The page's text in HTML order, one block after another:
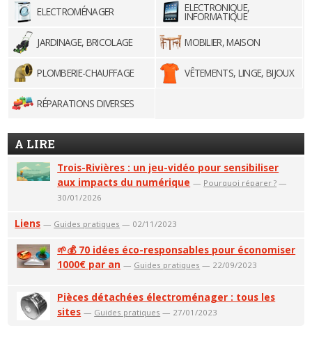
ELECTROMÉNAGER ELECTRONIQUE,
INFORMATIQUE
JARDINAGE, BRICOLAGE
MOBILIER, MAISON
PLOMBERIE-CHAUFFAGE VÊTEMENTS, LINGE, BIJOUX
RÉPARATIONS DIVERSES
A LIRE
Trois-Rivières : un jeu-vidéo pour sensibiliser
aux impacts du numérique — Pourquoi réparer ? —
30/01/2026
Liens — Guides pratiques — 02/11/2023
🌱💰 70 idées éco-responsables pour économiser
1000€ par an — Guides pratiques — 22/09/2023
Pièces détachées électroménager : tous les
sites — Guides pratiques — 27/01/2023